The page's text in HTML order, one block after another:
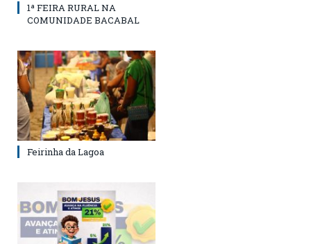
1ª FEIRA RURAL NA
COMUNIDADE BACABAL
Feirinha da Lagoa